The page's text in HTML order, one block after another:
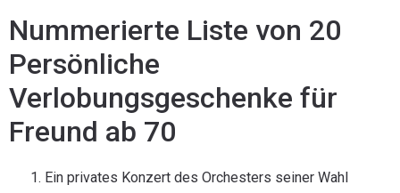
Nummerierte Liste von 20
Persönliche
Verlobungsgeschenke für
Freund ab 70
Ein privates Konzert des Orchesters seiner Wahl